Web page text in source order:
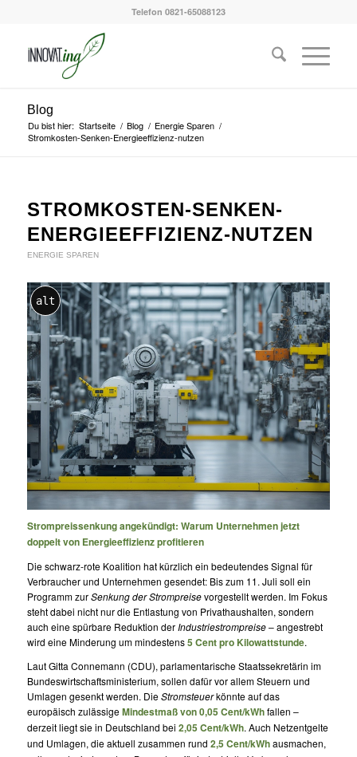
Telefon 0821-65088123
Blog
Du bist hier: Startseite / Blog / Energie Sparen /
Stromkosten-Senken-Energieeffizienz-nutzen
STROMKOSTEN-SENKEN-
ENERGIEEFFIZIENZ-NUTZEN
ENERGIE SPAREN
alt
Strompreissenkung angekündigt: Warum Unternehmen jetzt
doppelt von Energieeffizienz profitieren
Die schwarz-rote Koalition hat kürzlich ein bedeutendes Signal für
Verbraucher und Unternehmen gesendet: Bis zum 11. Juli soll ein
Programm zurSenkung der Strompreisevorgestellt werden. Im Fokus
steht dabei nicht nur die Entlastung von Privathaushalten, sondern
auch eine spürbare Reduktion derIndustriestrompreise– angestrebt
wird eine Minderung um mindestens5 Cent pro Kilowattstunde.
Laut Gitta Connemann (CDU), parlamentarische Staatssekretärin im
Bundeswirtschaftsministerium, sollen dafür vor allem Steuern und
Umlagen gesenkt werden. DieStromsteuerkönnte auf das
europäisch zulässigeMindestmaß von 0,05 Cent/kWhfallen –
derzeit liegt sie in Deutschland bei 2,05 Cent/kWh. Auch Netzentgelte
und Umlagen, die aktuell zusammen rund 2,5 Cent/kWhausmachen,